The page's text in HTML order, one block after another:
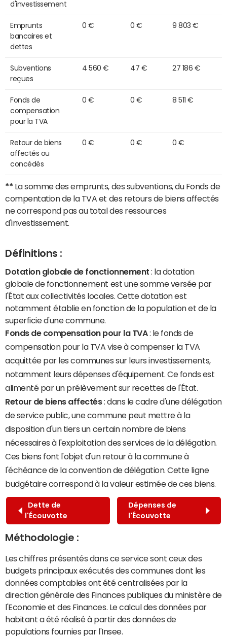
d'investissement
Emprunts
bancaires et
dettes
0 € 0 € 9 803 €
Subventions
reçues
4 560 € 47 € 27 186 €
Fonds de
compensation
pour la TVA
0 € 0 € 8 511 €
Retour de biens
affectés ou
concédés
0 € 0 € 0 €
** La somme des emprunts, des subventions, du Fonds de
compentation de la TVA et des retours de biens affectés
ne correspond pas au total des ressources
d'investissement.
Définitions :
Dotation globale de fonctionnement : la dotation
globale de fonctionnement est une somme versée par
l'État aux collectivités locales. Cette dotation est
notamment établie en fonction de la population et de la
superficie d'une commune.
Fonds de compensation pour la TVA: le fonds de
compensation pour la TVA vise à compenser la TVA
acquittée par les communes sur leurs investissements,
notamment leurs dépenses d'équipement. Ce fonds est
alimenté par un prélèvement sur recettes de l'État.
Retour de biens affectés: dans le cadre d'une délégation
de service public, une commune peut mettre à la
disposition d'un tiers un certain nombre de biens
nécessaires à l'exploitation des services de la délégation.
Ces biens font l'objet d'un retour à la commune à
l'échéance de la convention de délégation. Cette ligne
budgétaire correspond à la valeur estimée de ces biens.
Dette de
l'Écouvotte
Dépenses de
l'Écouvotte
Méthodologie :
Les chiffres présentés dans ce service sont ceux des
budgets principaux exécutés des communes dont les
données comptables ont été centralisées par la
direction générale des Finances publiques du ministère de
l'Economie et des Finances. Le calcul des données par
habitant a été réalisé à partir des données de
populations fournies par l'Insee.